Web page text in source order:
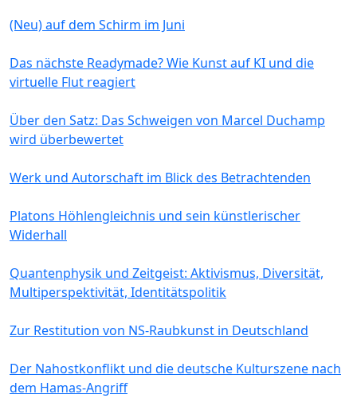
(Neu) auf dem Schirm im Juni
Das nächste Readymade? Wie Kunst auf KI und die
virtuelle Flut reagiert
Über den Satz: Das Schweigen von Marcel Duchamp
wird überbewertet
Werk und Autorschaft im Blick des Betrachtenden
Platons Höhlengleichnis und sein künstlerischer
Widerhall
Quantenphysik und Zeitgeist: Aktivismus, Diversität,
Multiperspektivität, Identitätspolitik
Zur Restitution von NS-Raubkunst in Deutschland
Der Nahostkonflikt und die deutsche Kulturszene nach
dem Hamas-Angriff